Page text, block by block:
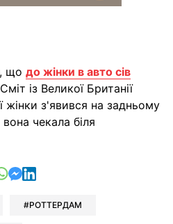
що до жінки в авто сів
із Великої Британії
жінки з'явився на задньому
чекала біля
у Telegram
у Facebook
у Xу Viber
відправити у Whatsapp
відправити у Messenger
відправити у LinkedIn
РОТТЕРДАМ